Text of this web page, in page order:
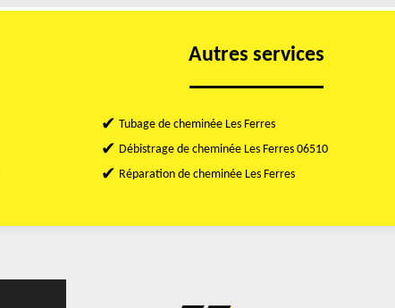
Autres services
Tubage de cheminée Les Ferres
Débistrage de cheminée Les Ferres 06510
Réparation de cheminée Les Ferres